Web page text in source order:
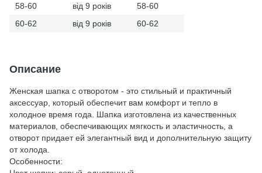
58-60
від 9 років
58-60
60-62
від 9 років 60-62
Описание
Женская шапка с отворотом - это стильный и практичный
аксессуар, который обеспечит вам комфорт и тепло в
холодное время года. Шапка изготовлена из качественных
материалов, обеспечивающих мягкость и эластичность, а
отворот придает ей элегантный вид и дополнительную защиту
от холода.
Особенности: